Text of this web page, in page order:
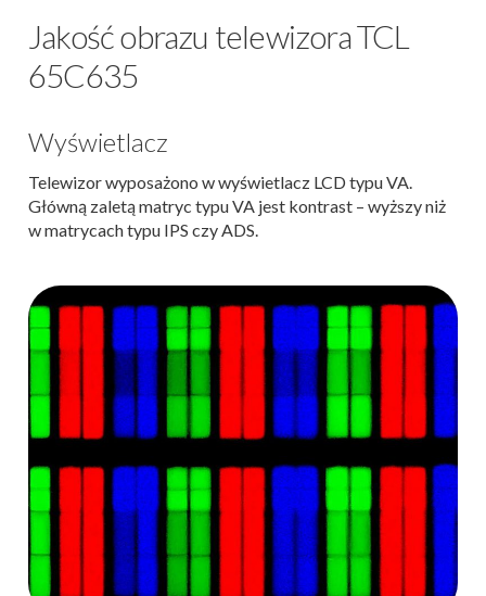
Jakość obrazu telewizora TCL
65C635
Wyświetlacz
Telewizor wyposażono w wyświetlacz LCD typu VA.
Główną zaletą matryc typu VA jest kontrast – wyższy niż
w matrycach typu IPS czy ADS.